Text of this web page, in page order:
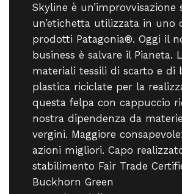
Skyline è un’improvvisazione
un’etichetta utilizzata in uno
prodotti Patagonia®. Oggi il
business è salvare il Pianeta.
materiali tessili di scarto e di
plastica riciclate per la
questa felpa con cappuccio
nostra dipendenza da
vergini. Maggiore
azioni migliori. Capo
stabilimento Fair Trade
Buckhorn Green